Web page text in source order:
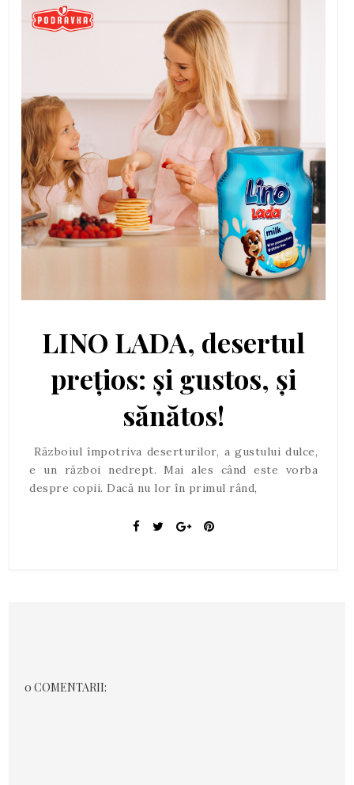
LINO LADA, desertul
prețios: și gustos, și
sănătos!
Războiul împotriva deserturilor, a gustului dulce,
e un război nedrept. Mai ales când este vorba
despre copii. Dacă nu lor în primul rând,
0 COMENTARII: